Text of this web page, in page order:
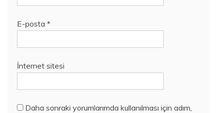
E-posta *
İnternet sitesi
Daha sonraki yorumlarımda kullanılması için adım,